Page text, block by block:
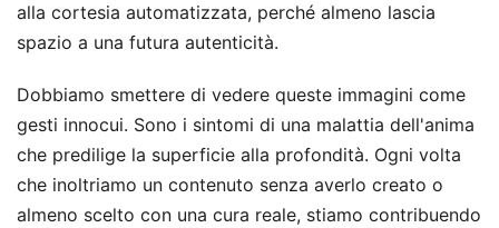
alla cortesia automatizzata, perché almeno lascia
spazio a una futura autenticità.
Dobbiamo smettere di vedere queste immagini come
gesti innocui. Sono i sintomi di una malattia dell'anima
che predilige la superficie alla profondità. Ogni volta
che inoltriamo un contenuto senza averlo creato o
almeno scelto con una cura reale, stiamo contribuendo